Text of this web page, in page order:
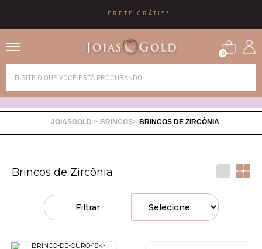
FRETE GRÁTIS*
0
BRINCOS BRINCOS DE ZIRCÔNIA
Brincos de Zircônia
Filtrar
Alianças
Anéis